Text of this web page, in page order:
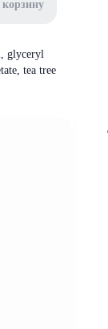
glyceryl
tea tree